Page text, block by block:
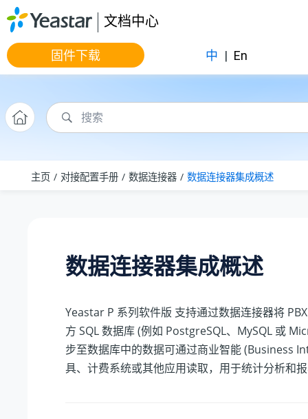
跳转到主要内容
文档中心
固件下载 中 | En
主页 对接配置手册 数据连接器 数据连接器集成概述
数据连接器集成概述
Yeastar P 系列软件版 支持通过数据连接器将
方 SQL 数据库 (例如 PostgreSQL、MySQL 或
步至数据库中的数据可通过商业智能 (Business
具、计费系统或其他应用读取，用于统计分析和